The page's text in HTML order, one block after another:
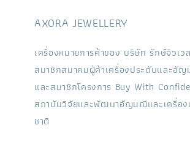
AXORA JEWELLERY
เครื่องหมายการค้าของ บริษัท รักษ์จิวเว
สมาชิกสมาคมผู้ค้าเครื่องประดับและอั
และสมาชิกโครงการ Buy With
สถาบันวิจัยและพัฒนาอัญมณีและเครื่อง
ชาติ